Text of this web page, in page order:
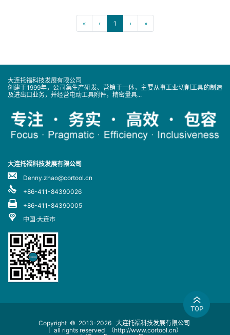
« ‹ 1 › »
大连托福科技发展有限公司
创建于1999年，公司集生产研发、营销于一体，主要从事工业切削工具的制造
及进出口业务，并经营电动工具附件，精密量具...
大连托福科技发展有限公司
Denny.zhao@cortool.cn
+86-411-84390026
+86-411-84390005
中国·大连市
Copyright © 2013-2026 大连托福科技发展有限公司
｜ all rights reserved
（http://www.cortool.cn）